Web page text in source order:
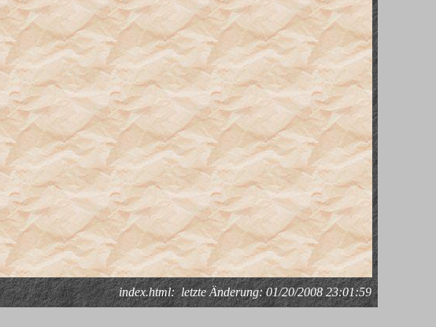
index.html:letzte Änderung: 01/20/2008 23:01:59